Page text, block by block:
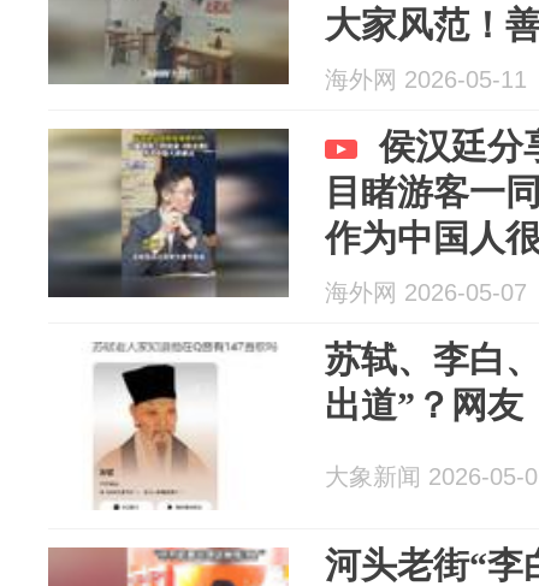
大家风范！
墙，只择手
海外网 2026-05-11
侯汉廷分
目睹游客一
作为中国人
海外网 2026-05-07
苏轼、李白
出道”？网友
大象新闻 2026-05-
河头老街“李